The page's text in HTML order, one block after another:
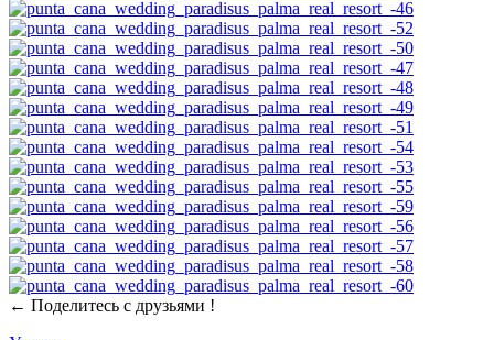
← Поделитесь с друзьями !